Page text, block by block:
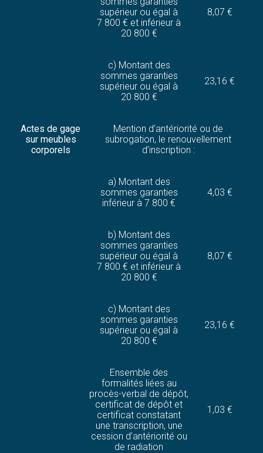
Actes de gage
sur meubles
corporels
supérieur ou égal à
7 800 € et inférieur à
20 800 €
8,07 €
c) Montant des
sommes garanties
supérieur ou égal à
20 800 €
23,16 €
Mention d’antériorité ou de
subrogation, le renouvellement
d’inscription :
a) Montant des
sommes garanties
inférieur à 7 800 €
4,03 €
b) Montant des
sommes garanties
supérieur ou égal à
7 800 € et inférieur à
20 800 €
8,07 €
c) Montant des
sommes garanties
supérieur ou égal à
20 800 €
23,16 €
Ensemble des
formalités liées au
procès-verbal de dépôt,
certificat de dépôt et
certificat constatant
une transcription, une
cession d’antériorité ou
de radiation
1,03 €